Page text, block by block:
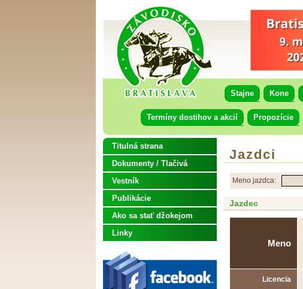
Stajne Kone
Termíny dostihov a akcií Propozície
Jazdci
Meno jazdca:
Jazdec
Meno
Licencia
Titulná strana
Dokumenty / Tlačivá
Vestník
Publikácie
Ako sa stať džokejom
Linky